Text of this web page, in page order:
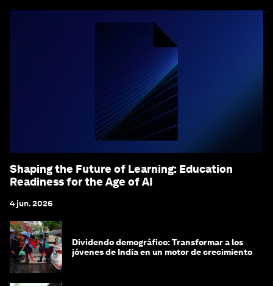
Shaping the Future of Learning: Education
Readiness for the Age of AI
4 jun. 2026
Dividendo demográfico: Transformar a los
jóvenes de India en un motor de crecimiento